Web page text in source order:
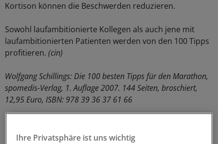
Kortison können die Beschwerden reduzieren.
Sowohl laufambitionierte Kollegen als auch jene mit
laufambitionierten Patienten werden von den 100 Tipps
profitieren. (cin)
Wolfgang Schillings: Die 100 besten Tipps für den Marathon,
spomedis-Verlag, 1. Auflage 2007. 144 Seiten, broschiert,
12,95 Euro, ISBN: 978 39 36 37 61 66
Ihre Privatsphäre ist uns wichtig